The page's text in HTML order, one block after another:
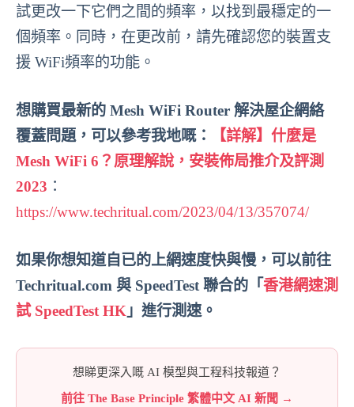
試更改一下它們之間的頻率，以找到最穩定的一
個頻率。同時，在更改前，請先確認您的裝置支
援 WiFi頻率的功能。
想購買最新的 Mesh WiFi Router 解決屋企網絡
覆蓋問題，可以參考我地嘅：
【詳解】什麼是
Mesh WiFi 6？原理解說，安裝佈局推介及評測
2023 ：
https://www.techritual.com/2023/04/13/357074/
如果你想知道自已的上網速度快與慢，可以前往
Techritual.com 與 SpeedTest 聯合的「香港網速測
試 SpeedTest HK 」進行測速。
想睇更深入嘅 AI 模型與工程科技報道？
前往 The Base Principle 繁體中文 AI 新聞 →